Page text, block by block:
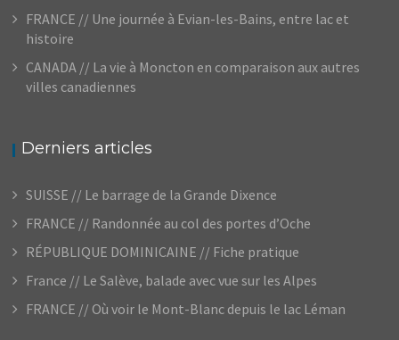
FRANCE // Une journée à Evian-les-Bains, entre lac et
histoire
CANADA // La vie à Moncton en comparaison aux autres
villes canadiennes
Derniers articles
SUISSE // Le barrage de la Grande Dixence
FRANCE // Randonnée au col des portes d’Oche
RÉPUBLIQUE DOMINICAINE // Fiche pratique
France // Le Salève, balade avec vue sur les Alpes
FRANCE // Où voir le Mont-Blanc depuis le lac Léman